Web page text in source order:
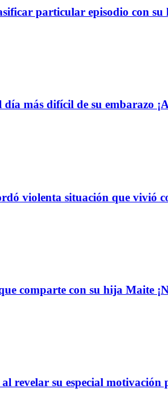
particular episodio con
más difícil de su embarazo
violenta situación que vivió
comparte con su hija Maite
revelar su especial motivación